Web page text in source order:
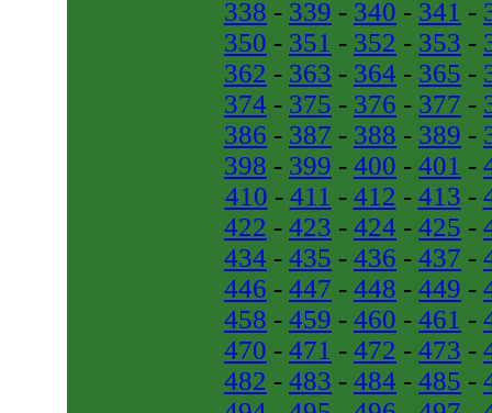
338 - 339 - 340 - 341 -
350 - 351 - 352 - 353 -
362 - 363 - 364 - 365 -
374 - 375 - 376 - 377 -
386 - 387 - 388 - 389 -
398 - 399 - 400 - 401 -
410 - 411 - 412 - 413 -
422 - 423 - 424 - 425 -
434 - 435 - 436 - 437 -
446 - 447 - 448 - 449 -
458 - 459 - 460 - 461 -
470 - 471 - 472 - 473 -
482 - 483 - 484 - 485 -